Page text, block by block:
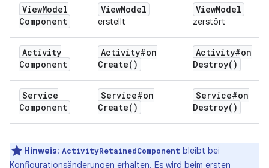
ViewModel
Component
ViewModel
erstellt
ViewModel
zerstört
Activity
Component
Activity#on
Create( )
Activity#on
Destroy( )
Service
Component
Service#on
Create( )
Service#on
Destroy( )
Hinweis: ActivityRetainedComponent bleibt bei
Konfigurationsänderungen erhalten. Es wird beim ersten